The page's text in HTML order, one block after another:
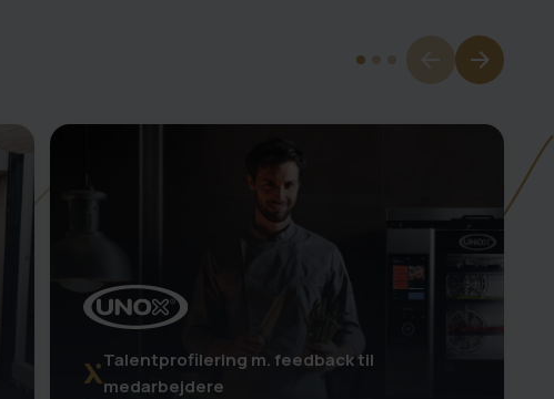
Talentprofilering m. feedback til
medarbejdere